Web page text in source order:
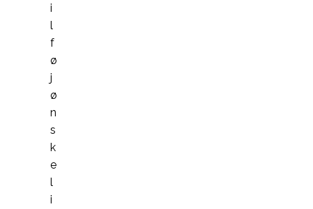
i
l
f
ø
j
ø
n
s
k
e
l
i